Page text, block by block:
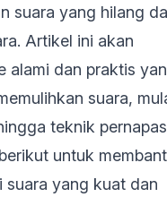
suara yang hilang
Artikel ini akan
alami dan praktis
suara,
teknik
untuk
suara yang kuat dan